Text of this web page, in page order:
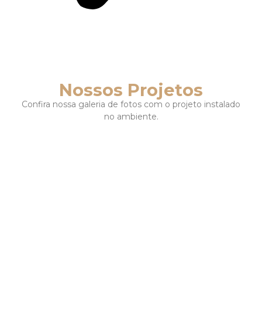
Nossos Projetos
Confira nossa galeria de fotos com o projeto instalado
no ambiente.